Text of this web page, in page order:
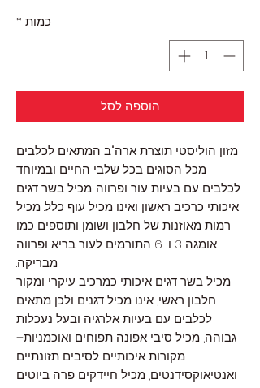
כמות *
הוספה לסל
מזון הוליסטי תוצרת ארה"ב המתאים לכלבים
מכל הסוגים בכל שלבי החיים ובמיוחד
לכלבים עם בעיות עור ופרווה. מכיל בשר דגים
איכותי כרכיב ראשון ואינו מכיל עוף כלל. מכיל
רמות מאוזנות של חלבון ושומן ותוספים כמו
אומגה 3 ו-6 התורמים לעור בריא ופרווה
מבריקה.
מכיל בשר דגים איכותי כמרכיב עיקרי ומקור
חלבון ראשי, אינו מכיל דגנים ולכן מתאים
לכלבים עם בעיות אלרגיה ובעל נעכלות
גבוהה, מכיל סיבי אפונה תפוחים ואוכמניות–
מקורות איכותיים לסיבים תזונתיים
ואנטיאוקסידנטים, מכיל חיידקים פרה ביוטים